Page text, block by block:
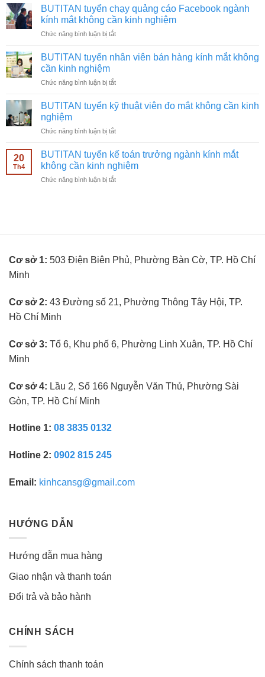
tuyển
quay
video
ngành
mắt
kinh
BUTITAN tuyển chạy quảng cáo Facebook ngành
kính mắt không cần kinh nghiệm
Chức năng bình luận bị tắtở
tuyển
cáo
ngành
không
kinh
nghiệm
BUTITAN tuyển nhân viên bán hàng kính mắt không
cần kinh nghiệm
Chức năng bình luận bị tắtở
tuyển
nhân
bán
kính
mắt
không
cần
BUTITAN tuyển kỹ thuật viên đo mắt không cần kinh
nghiệm
Chức năng bình luận bị tắtở
tuyển
kỹ
thuật
viên
20
Th4
BUTITAN tuyển kế toán trưởng ngành kính mắt
không cần kinh nghiệm
Chức năng bình luận bị tắtở
mắt
nghiệm
Cơ sở 1: 503 Điện Biên Phủ, Phường Bàn Cờ, TP. Hồ Chí
Minh
Cơ sở 2: 43 Đường số 21, Phường Thông Tây Hội, TP.
Hồ Chí Minh
Cơ sở 3: Tổ 6, Khu phố 6, Phường Linh Xuân, TP. Hồ Chí
Minh
Cơ sở 4: Lầu 2, Số 166 Nguyễn Văn Thủ, Phường Sài
Gòn, TP. Hồ Chí Minh
Hotline 1: 08 3835 0132
Hotline 2: 0902 815 245
Email: kinhcansg@gmail.com
HƯỚNG DẪN
Hướng dẫn mua hàng
Giao nhận và thanh toán
Đổi trả và bảo hành
CHÍNH SÁCH
Chính sách thanh toán